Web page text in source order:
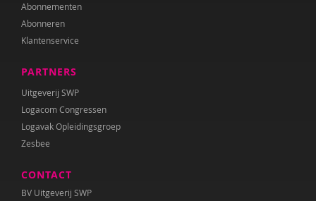
Abonnementen
Abonneren
Klantenservice
PARTNERS
Uitgeverij SWP
Logacom Congressen
Logavak Opleidingsgroep
Zesbee
CONTACT
BV Uitgeverij SWP